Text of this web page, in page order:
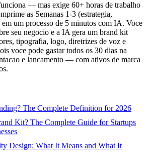
— mas exige 60+ horas de trabalho
as Semanas 1-3 (estrategia,
um processo de 5 minutos com IA. Voce
seu negocio e a IA gera um brand kit
tipografia, logo, diretrizes de voz e
voce pode gastar todos os 30 dias na
e lancamento — com ativos de marca
The Complete Definition for 2026
Kit? The Complete Guide for Startups
Design: What It Means and What It